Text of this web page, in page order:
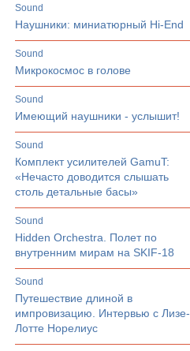
sound
Наушники: миниатюрный Hi-End
sound
Микрокосмос в голове
sound
Имеющий наушники - услышит!
sound
Комплект усилителей GamuT:
«Нечасто доводится слышать
столь детальные басы»
sound
Hidden Orchestra. Полет по
внутренним мирам на SKIF-18
sound
Путешествие длиной в
импровизацию. Интервью с Лизе-
Лотте Норелиус